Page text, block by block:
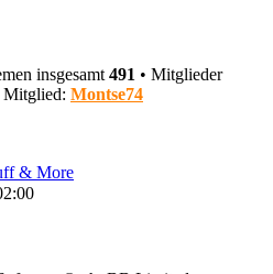
insgesamt 491 • Mitglieder
Mitglied: Montse74
& More